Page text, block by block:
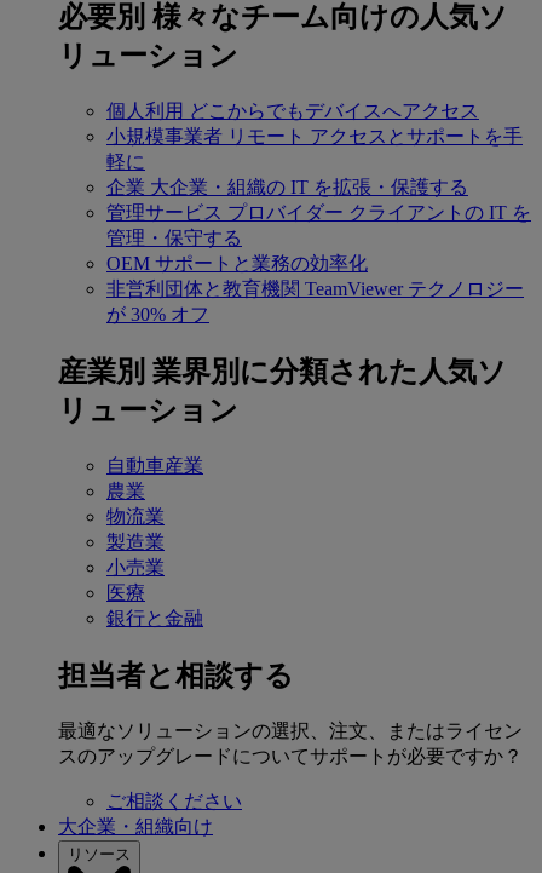
必要別 様々なチーム向けの人気ソ
リューション
個人利用 どこからでもデバイスへアクセス
小規模事業者 リモート アクセスとサポートを手
軽に
企業 大企業・組織の IT を拡張・保護する
管理サービス プロバイダー クライアントの IT を
管理・保守する
OEM サポートと業務の効率化
非営利団体と教育機関 TeamViewer テクノロジー
が 30% オフ
産業別 業界別に分類された人気ソ
リューション
自動車産業
農業
物流業
製造業
小売業
医療
銀行と金融
担当者と相談する
最適なソリューションの選択、注文、またはライセン
スのアップグレードについてサポートが必要ですか？
ご相談ください
大企業・組織向け
リソース